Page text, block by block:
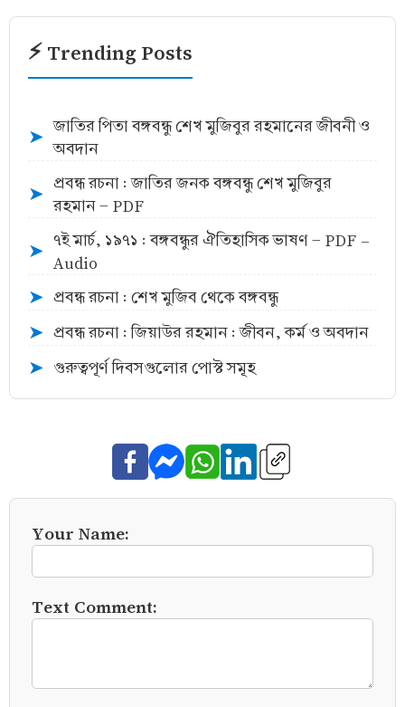
⚡ Trending Posts
➤
জাতির পিতা বঙ্গবন্ধু শেখ মুজিবুর রহমানের জীবনী ও
অবদান
➤
প্রবন্ধ রচনা : জাতির জনক বঙ্গবন্ধু শেখ মুজিবুর
রহমান - PDF
➤
৭ই মার্চ, ১৯৭১ : বঙ্গবন্ধুর ঐতিহাসিক ভাষণ - PDF -
Audio
➤ প্রবন্ধ রচনা : শেখ মুজিব থেকে বঙ্গবন্ধু
➤ প্রবন্ধ রচনা : জিয়াউর রহমান : জীবন, কর্ম ও অবদান
➤ গুরুত্বপূর্ণ দিবসগুলোর পোস্ট সমূহ
Your Name:
Text Comment: